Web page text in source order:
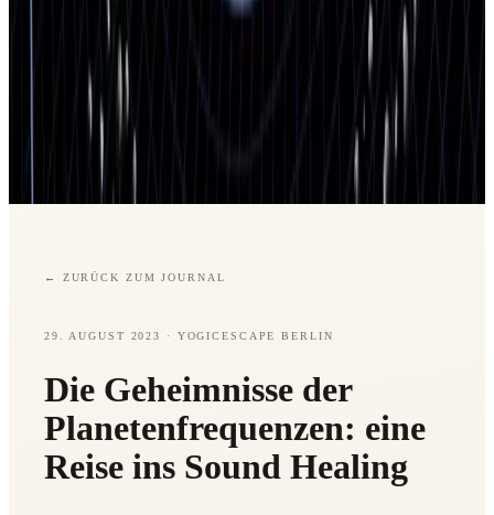
← ZURÜCK ZUM JOURNAL
29. AUGUST 2023 · YOGICESCAPE BERLIN
Die Geheimnisse der
Planetenfrequenzen: eine
Reise ins Sound Healing